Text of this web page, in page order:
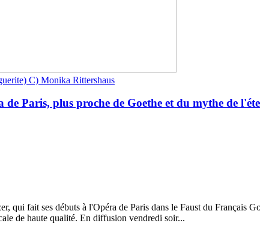
C) Monika Rittershaus
Paris, plus proche de Goethe et du mythe de
qui fait ses débuts à l'Opéra de Paris dans le Faust du Français
de haute qualité. En diffusion vendredi soir...